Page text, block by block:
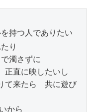
持つ人でありたい
り
濁さずに
直に映したいし
来たら　共に遊び
から